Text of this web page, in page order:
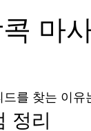
마
를 찾는 이
정리